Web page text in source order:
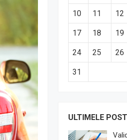
10 11 12
17 18 19
24 25 26
31
ULTIMELE